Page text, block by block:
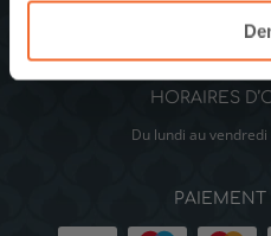
Cosy Owl
HORAIRES
Du lundi au
PAIEMENT